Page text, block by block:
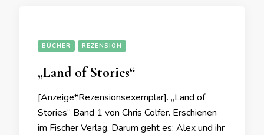
BÜCHER REZENSION
„Land of Stories“
[Anzeige*Rezensionsexemplar]. „Land of
Stories“ Band 1 von Chris Colfer. Erschienen
im Fischer Verlag. Darum geht es: Alex und ihr